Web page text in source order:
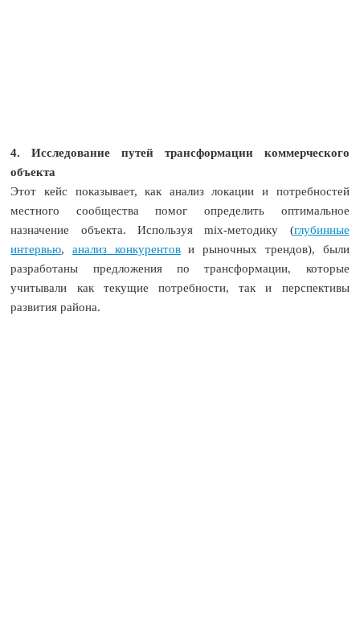
4. Исследование путей трансформации коммерческого
объекта
Этот кейс показывает, как анализ локации и потребностей
местного сообщества помог определить оптимальное
назначение объекта. Используя mix-методику (глубинные
интервью,анализ конкурентови рыночных трендов), были
разработаны предложения по трансформации, которые
учитывали как текущие потребности, так и перспективы
развития района.